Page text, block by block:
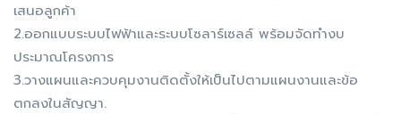
เสนอลูกค้า
2.ออกแบบระบบไฟฟ้าและระบบโซลาร์เซลล์ พร้อมจัดทำงบ
ประมาณโครงการ
3.วางแผนและควบคุมงานติดตั้งให้เป็นไปตามแผนงานและข้อ
ตกลงในสัญญา.